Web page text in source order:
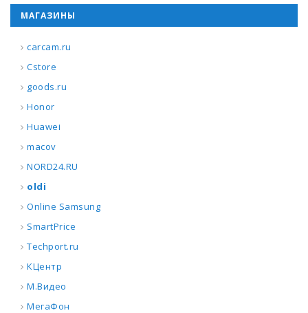
МАГАЗИНЫ
carcam.ru
Cstore
goods.ru
Honor
Huawei
macov
NORD24.RU
oldi
Online Samsung
SmartPrice
Techport.ru
КЦентр
М.Видео
МегаФон